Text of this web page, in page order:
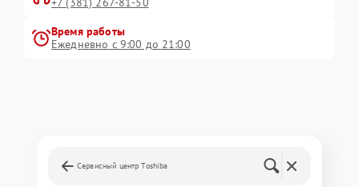
Время работы
Ежедневно с 9:00 до 21:00
Сервисный центр Toshiba